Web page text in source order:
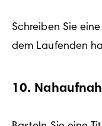
Schreiben Sie
dem Laufenden
10.